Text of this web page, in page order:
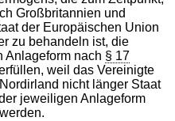
Großbritannien und
der Europäischen Union
zu behandeln ist, die
Anlageform nach § 17
weil das Vereinigte
nicht länger Staat
jeweiligen Anlageform